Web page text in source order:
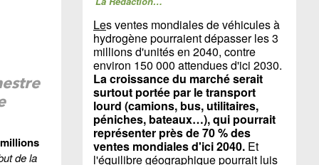
de la
Les ventes mondiales de véhicules à
hydrogène pourraient dépasser les 3
millions d'unités en 2040, contre
environ 150 000 attendues d'ici 2030.
La croissance du marché serait
surtout portée par le transport
lourd (camions, bus, utilitaires,
péniches, bateaux…), qui pourrait
représenter près de 70 % des
ventes mondiales d'ici 2040. Et
l'équilibre géographique pourrait luis